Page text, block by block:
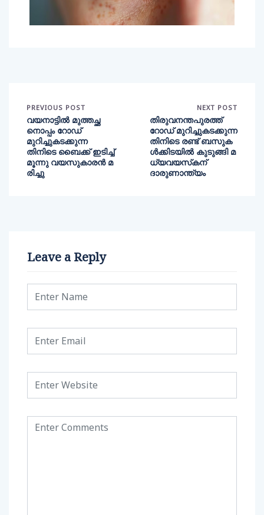
PREVIOUS POST
വയനാട്ടില്‍ മുത്തച്ഛ
നൊപ്പം റോഡ്
മുറിച്ചുകടക്കുന്ന
തിനിടെ ബൈക്ക് ഇടിച്ച്
മൂന്നു വയസുകാരന്‍ മ
രിച്ചു
NEXT POST
തിരുവനന്തപുരത്ത്
റോഡ് മുറിച്ചുകടക്കുന്ന
തിനിടെ രണ്ട് ബസുക
ള്‍ക്കിടയില്‍ കുടുങ്ങി മ
ധ്യവയസ്‌കന്
ദാരുണാന്ത്യം
Leave a Reply